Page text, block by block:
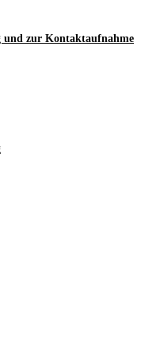
und zur Kontaktaufnahme